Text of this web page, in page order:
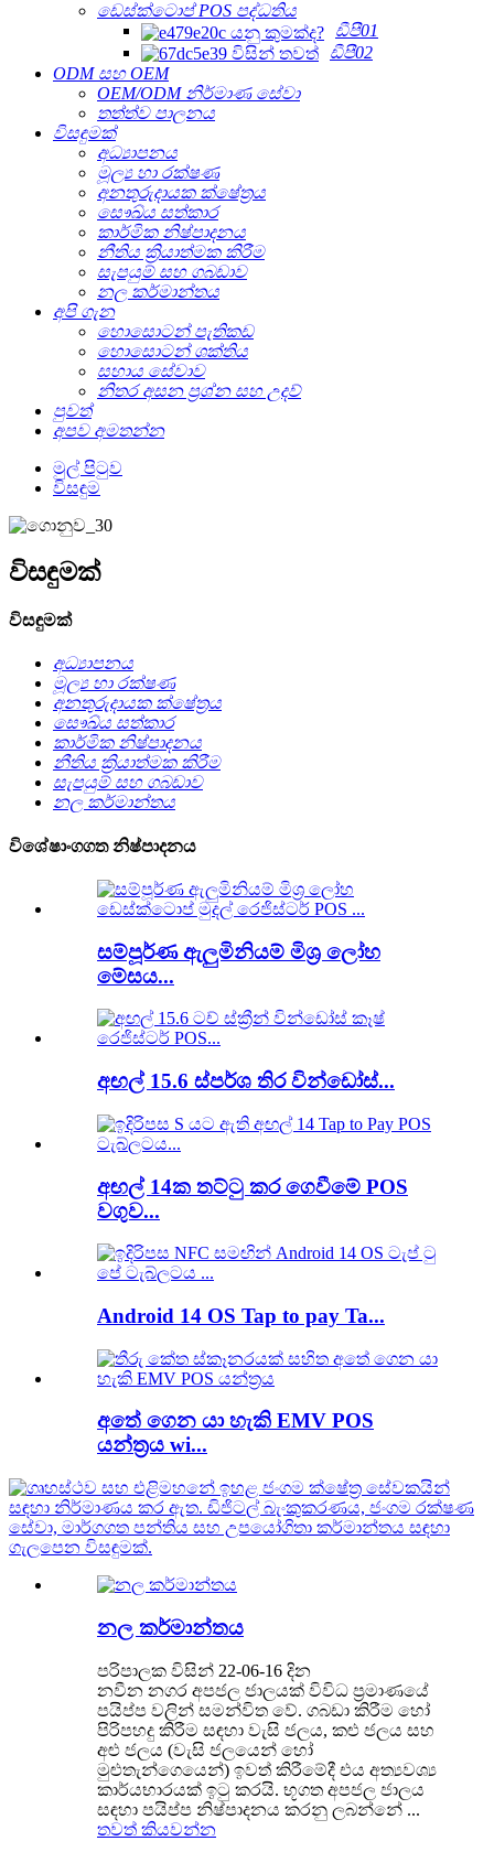
ඩෙස්ක්ටොප් POS පද්ධතිය
ඩීපී01
ඩීපී02
ODM සහ OEM
OEM/ODM නිර්මාණ සේවා
තත්ත්ව පාලනය
විසඳුමක්
අධ්‍යාපනය
මූල්‍ය හා රක්ෂණ
අනතුරුදායක ක්ෂේත්‍රය
සෞඛ්ය සත්කාර
කාර්මික නිෂ්පාදනය
නීතිය ක්‍රියාත්මක කිරීම
සැපයුම් සහ ගබඩාව
නල කර්මාන්තය
අපි ගැන
හොසොටන් පැතිකඩ
හොසොටන් ශක්තිය
සහාය සේවාව
නිතර අසන ප්‍රශ්න සහ උදව්
පුවත්
අපව අමතන්න
මුල් පිටුව
විසඳුම
විසඳුමක්
විසඳුමක්
අධ්‍යාපනය
මූල්‍ය හා රක්ෂණ
අනතුරුදායක ක්ෂේත්‍රය
සෞඛ්ය සත්කාර
කාර්මික නිෂ්පාදනය
නීතිය ක්‍රියාත්මක කිරීම
සැපයුම් සහ ගබඩාව
නල කර්මාන්තය
විශේෂාංගගත නිෂ්පාදනය
සම්පූර්ණ ඇලුමිනියම් මිශ්‍ර ලෝහ
මේසය...
අඟල් 15.6 ස්පර්ශ තිර වින්ඩෝස්...
අඟල් 14ක තට්ටු කර ගෙවීමේ POS
වගුව...
Android 14 OS Tap to pay Ta...
අතේ ගෙන යා හැකි EMV POS
යන්ත්‍රය wi...
නල කර්මාන්තය
පරිපාලක විසින් 22-06-16 දින
නවීන නගර අපජල ජාලයක් විවිධ ප්‍රමාණයේ
පයිප්ප වලින් සමන්විත වේ. ගබඩා කිරීම හෝ
පිරිපහදු කිරීම සඳහා වැසි ජලය, කළු ජලය සහ
අළු ජලය (වැසි ජලයෙන් හෝ
මුළුතැන්ගෙයෙන්) ඉවත් කිරීමේදී එය අත්‍යවශ්‍ය
කාර්යභාරයක් ඉටු කරයි. භූගත අපජල ජාලය
සඳහා පයිප්ප නිෂ්පාදනය කරනු ලබන්නේ ...
තවත් කියවන්න